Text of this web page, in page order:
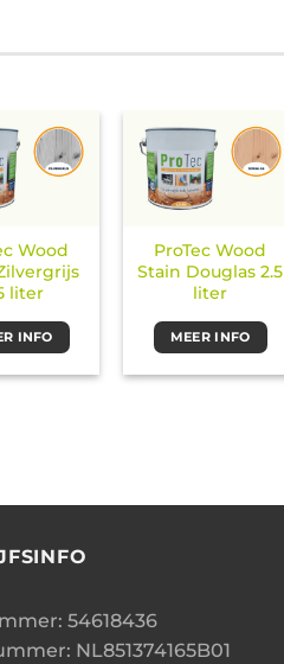
Wood
liter
INFO
ProTec Wood
Stain Douglas 2.5
liter
MEER INFO
54618436
NL851374165B01